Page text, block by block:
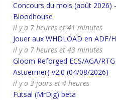
Concours du mois (août 2026)
Bloodhouse
il y a 7 heures et 41 minutes
Jouer aux WHDLOAD en ADF/
il y a 7 heures et 43 minutes
Gloom Reforged ECS/AGA/
Astuermer) v2.0 (04/08/2026)
il y a 3 jours et 4 heures
Futsal (MrDig) beta